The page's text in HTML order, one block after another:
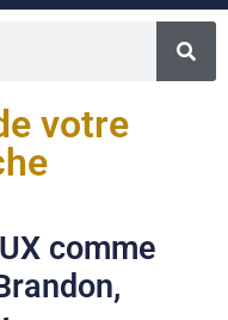
votre
comme